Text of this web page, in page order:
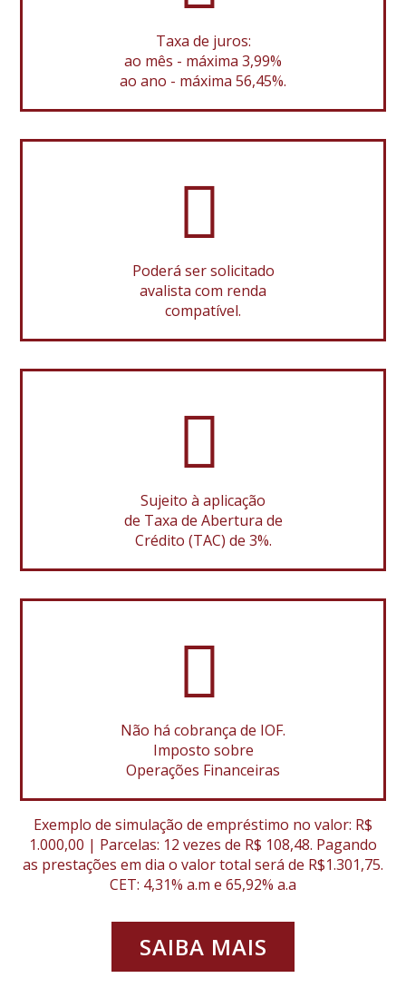
Taxa de juros:
ao mês - máxima 3,99%
ao ano - máxima 56,45%.
Poderá ser solicitado
avalista com renda
compatível.
Sujeito à aplicação
de Taxa de Abertura de
Crédito (TAC) de 3%.
Não há cobrança de IOF.
Imposto sobre
Operações Financeiras
Exemplo de simulação de empréstimo no valor: R$
1.000,00 | Parcelas: 12 vezes de R$ 108,48. Pagando
as prestações em dia o valor total será de R$1.301,75.
CET: 4,31% a.m e 65,92% a.a
SAIBA MAIS